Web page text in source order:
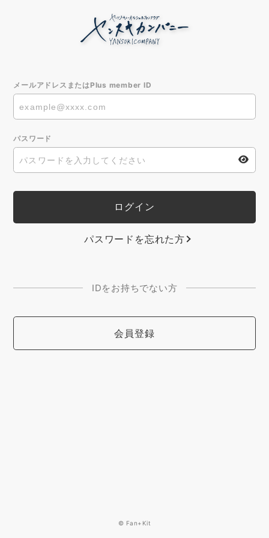
メールアドレスまたはPlus member ID
パスワード
パスワードを忘れた方
IDをお持ちでない方
会員登録
© Fan+Kit